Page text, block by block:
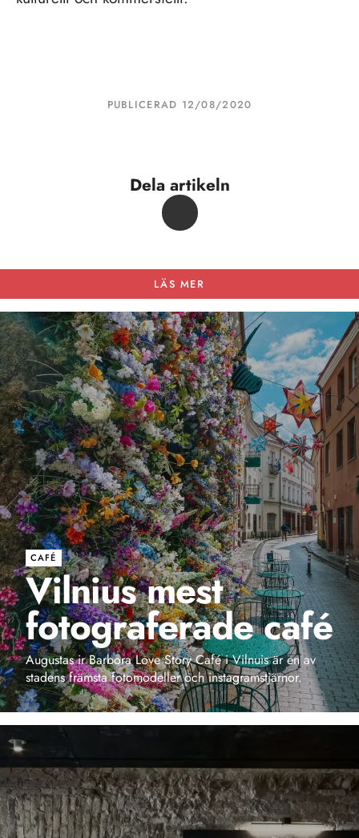
PUBLICERAD 12/08/2020
Dela artikeln
LÄS MER
CAFÉ
Vilnius mest
fotograferade café
Augustas ir Barbora Love Story Café i Vilnuis är en av
stadens främsta fotomodeller och instagramstjärnor.